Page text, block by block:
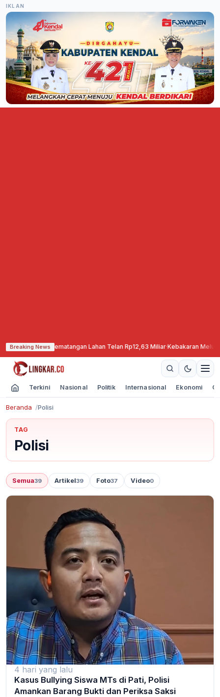
IKLAN
Breaking News
Pematangan Lahan Telan Rp12,63 Miliar·Kebakaran Meluas, TNBTS
Terkini Nasional Politik Internasional Ekonomi
Beranda Polisi
TAG
Polisi
Semua39 Artikel39 Foto37 Video0
4 hari yang lalu
Kasus Bullying Siswa MTs di Pati, Polisi
Amankan Barang Bukti dan Periksa Saksi